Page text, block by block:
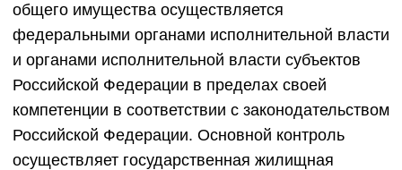
общего имущества осуществляется
федеральными органами исполнительной власти
и органами исполнительной власти субъектов
Российской Федерации в пределах своей
компетенции в соответствии с законодательством
Российской Федерации. Основной контроль
осуществляет государственная жилищная